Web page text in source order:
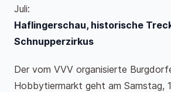
Juli:
Haflingerschau, historische
Schnupperzirkus
Der vom VVV organisierte
Hobbytiermarkt geht am Samstag,